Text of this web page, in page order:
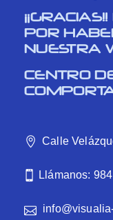
POR
NUESTRA
CENTRO
Calle
Llámanos: